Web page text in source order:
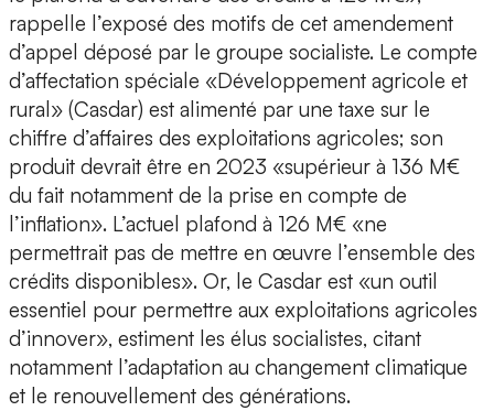
rappelle l’exposé des motifs de cet amendement
d’appel déposé par le groupe socialiste. Le compte
d’affectation spéciale «Développement agricole et
rural» (Casdar) est alimenté par une taxe sur le
chiffre d’affaires des exploitations agricoles; son
produit devrait être en 2023 «supérieur à 136 M€
du fait notamment de la prise en compte de
l’inflation». L’actuel plafond à 126 M€ «ne
permettrait pas de mettre en œuvre l’ensemble des
crédits disponibles». Or, le Casdar est «un outil
essentiel pour permettre aux exploitations agricoles
d’innover», estiment les élus socialistes, citant
notamment l’adaptation au changement climatique
et le renouvellement des générations.